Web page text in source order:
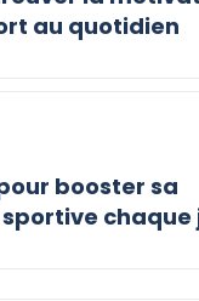
au quotidien
booster sa
chaque